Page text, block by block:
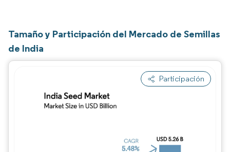
Tamaño y Participación del Mercado de Semillas
de India
Participación